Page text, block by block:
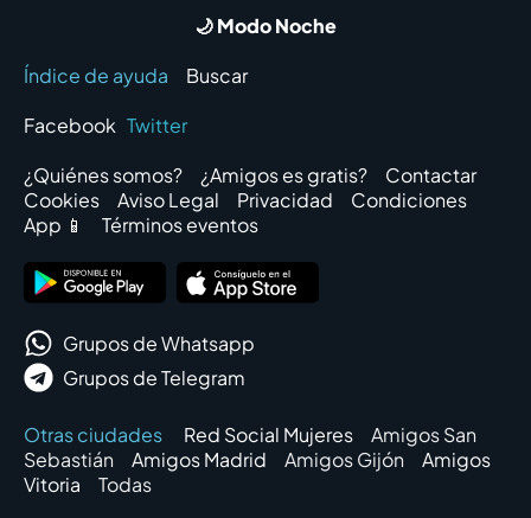
🌙 Modo Noche
Índice de ayuda
Buscar
Facebook Twitter
¿Quiénes somos?
¿Amigos es gratis?
Contactar
Cookies
Aviso Legal Privacidad
Condiciones
App 📱
Términos eventos
Grupos de Whatsapp
Grupos de Telegram
Otras ciudades Red Social Mujeres
Amigos San
Sebastián
Amigos Madrid Amigos Gijón
Amigos
Vitoria
Todas